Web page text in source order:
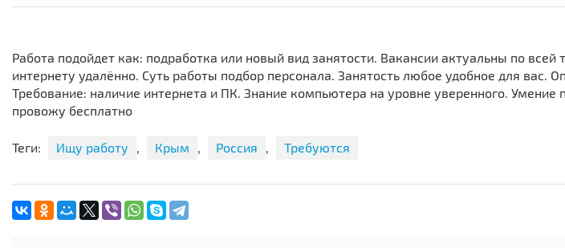
Работа подойдет как: подработка или новый вид занятости. Вакансии актуальны по всей
интернету удалённо. Суть работы подбор персонала. Занятость любое удобное для вас.
Требование: наличие интернета и ПК. Знание компьютера на уровне уверенного. Умение
провожу бесплатно
Теги: Ищу работу , Крым , Россия , Требуются